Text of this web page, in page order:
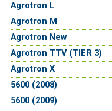
Agrotron L
Agrotron M
Agrotron New
Agrotron TTV (TIER 3)
Agrotron X
5600 (2008)
5600 (2009)